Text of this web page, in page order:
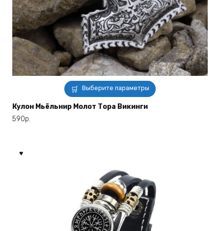
Выберите параметры
Этот
товар
имеет
на
странице
товара.
Кулон Мьёльнир Молот Тора Викинги
590р.